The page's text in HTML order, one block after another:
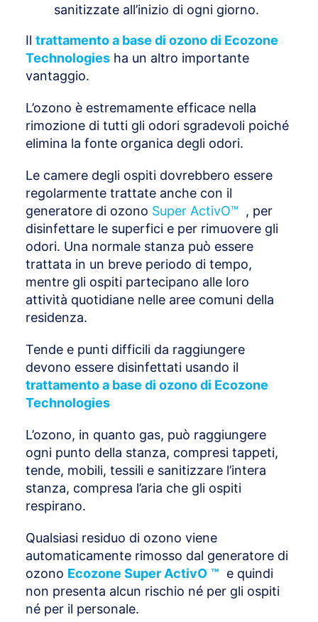
sanitizzate all’inizio di ogni giorno.
Il trattamento a base di ozono di Ecozone
Technologiesha un altro importante
vantaggio.
L’ozono è estremamente efficace nella
rimozione di tutti gli odori sgradevoli poiché
elimina la fonte organica degli odori.
Le camere degli ospiti dovrebbero essere
regolarmente trattate anche con il
generatore di ozono Super ActivO™ , per
disinfettare le superfici e per rimuovere gli
odori. Una normale stanza può essere
trattata in un breve periodo di tempo,
mentre gli ospiti partecipano alle loro
attività quotidiane nelle aree comuni della
residenza.
Tende e punti difficili da raggiungere
devono essere disinfettati usando il
trattamento a base di ozono di Ecozone
Technologies
L’ozono, in quanto gas, può raggiungere
ogni punto della stanza, compresi tappeti,
tende, mobili, tessili e sanitizzare l’intera
stanza, compresa l’aria che gli ospiti
respirano.
Qualsiasi residuo di ozono viene
automaticamente rimosso dal generatore di
ozono Ecozone Super ActivO ™ e quindi
non presenta alcun rischio né per gli ospiti
né per il personale.